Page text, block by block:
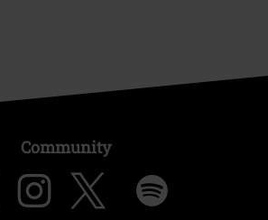
Community